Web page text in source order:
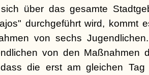
über das gesamte
durchgeführt wird, kommt
von sechs
von den Maßnahmen
die erst am gleichen Tag